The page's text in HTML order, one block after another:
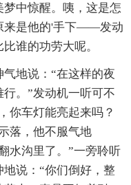
中惊醒。咦，这是怎
来是他的'手下——发动
谁的功劳大呢。
地说：“在这样的夜
。”发动机一听可不
你车灯能亮起来吗？
落，他不服气地
水沟里了。”一旁聆听
说：“你们倒好，整